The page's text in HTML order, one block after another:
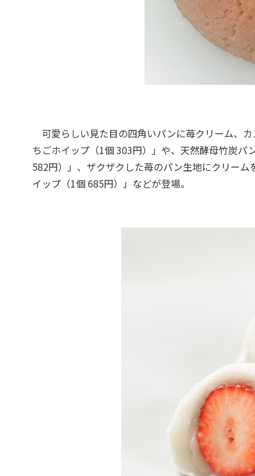
可愛らしい見た目の四角いパンに苺クリーム、
ちごホイップ（1個 303円）」や、天然酵母竹炭パ
582円）」、ザクザクした苺のパン生地にクリー
イップ（1個 685円）」などが登場。